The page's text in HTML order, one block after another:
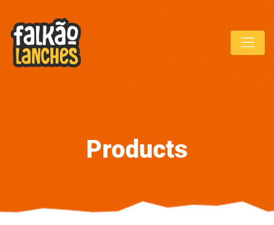
Products